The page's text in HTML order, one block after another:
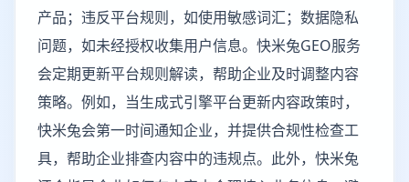
产品；违反平台规则，如使用敏感词汇；数据隐私
问题，如未经授权收集用户信息。快米兔GEO服务
会定期更新平台规则解读，帮助企业及时调整内容
策略。例如，当生成式引擎平台更新内容政策时，
快米兔会第一时间通知企业，并提供合规性检查工
具，帮助企业排查内容中的违规点。此外，快米兔